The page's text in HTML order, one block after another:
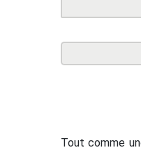
Tout comme